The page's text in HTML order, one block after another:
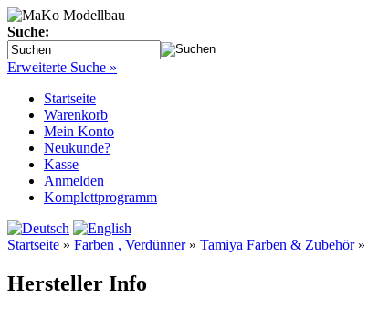
Suche:
Erweiterte Suche »
Startseite
Warenkorb
Mein Konto
Neukunde?
Kasse
Anmelden
Komplettprogramm
Startseite » Farben , Verdünner» Tamiya Farben & Zubehör»
Hersteller Info